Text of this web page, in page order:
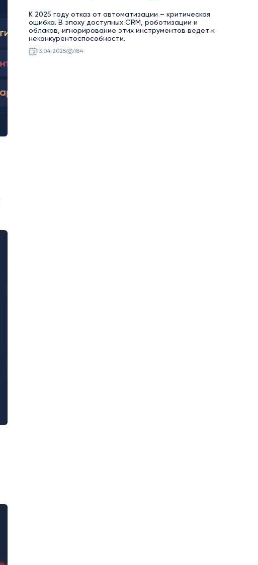
К 2025 году отказ от автоматизации – критическая
ошибка. В эпоху доступных CRM, роботизации и
облаков, игнорирование этих инструментов ведет к
неконкурентоспособности.
13.04.2025 184